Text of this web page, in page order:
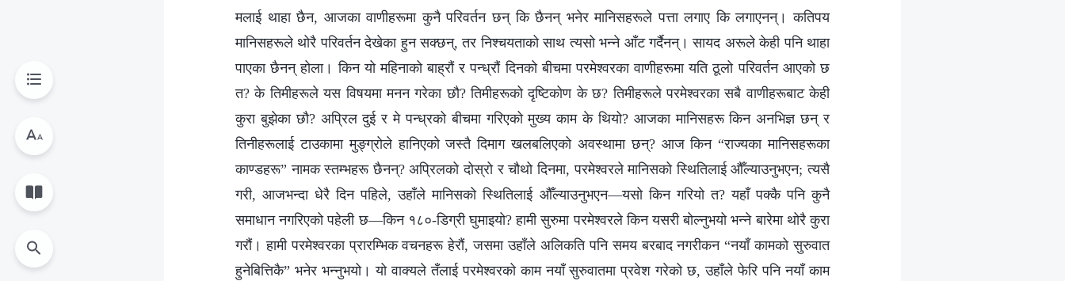
मलाई थाहा छैन, आजका वाणीहरूमा कुनै परिवर्तन छन् कि छैनन् भनेर मानिसहरूले पत्ता लगाए कि लगाएनन्। कतिपय
मानिसहरूले थोरै परिवर्तन देखेका हुन सक्छन्, तर निश्‍चयताको साथ त्यसो भन्‍ने आँट गर्दैनन्। सायद अरूले केही पनि थाहा
पाएका छैनन् होला। किन यो महिनाको बाह्रौं र पन्ध्रौं दिनको बीचमा परमेश्‍वरका वाणीहरूमा यति ठूलो परिवर्तन आएको छ
त? के तिमीहरूले यस विषयमा मनन गरेका छौ? तिमीहरूको दृष्टिकोण के छ? तिमीहरूले परमेश्‍वरका सबै वाणीहरूबाट केही
कुरा बुझेका छौ? अप्रिल दुई र मे पन्ध्रको बीचमा गरिएको मुख्य काम के थियो? आजका मानिसहरू किन अनभिज्ञ छन् र
तिनीहरूलाई टाउकामा मुङ्ग्रोले हानिएको जस्तै दिमाग खलबलिएको अवस्थामा छन्? आज किन “राज्यका मानिसहरूका
काण्डहरू” नामक स्तम्‍भहरू छैनन्? अप्रिलको दोस्रो र चौथो दिनमा, परमेश्‍वरले मानिसको स्थितिलाई औँल्याउनुभएन; त्यसै
गरी, आजभन्दा धेरै दिन पहिले, उहाँले मानिसको स्थितिलाई औँल्याउनुभएन—यसो किन गरियो त? यहाँ पक्‍कै पनि कुनै
समाधान नगरिएको पहेली छ—किन १८०-डिग्री घुमाइयो? हामी सुरुमा परमेश्‍वरले किन यसरी बोल्‍नुभयो भन्‍ने बारेमा थोरै कुरा
गरौं। हामी परमेश्‍वरका प्रारम्‍भिक वचनहरू हेरौं, जसमा उहाँले अलिकति पनि समय बरबाद नगरीकन “नयाँ कामको सुरुवात
हुनेबित्तिकै” भनेर भन्नुभयो। यो वाक्यले तँलाई परमेश्‍वरको काम नयाँ सुरुवातमा प्रवेश गरेको छ, उहाँले फेरि पनि नयाँ काम